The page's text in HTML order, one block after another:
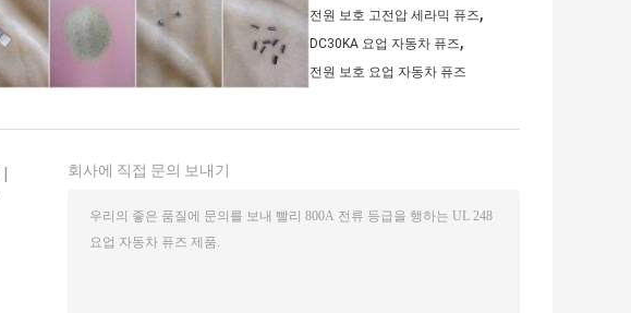
전원 보호 고전압 세라믹 퓨즈,
DC30KA 요업 자동차 퓨즈,
전원 보호 요업 자동차 퓨즈
회사에 직접 문의 보내기